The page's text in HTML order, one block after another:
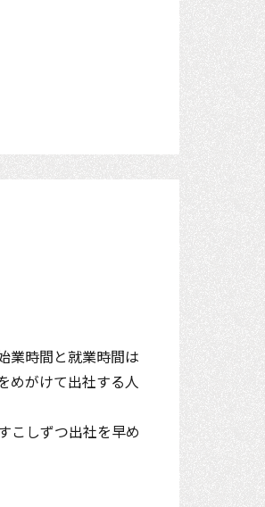
業時間と就業時間は
めがけて出社する人
こしずつ出社を早め